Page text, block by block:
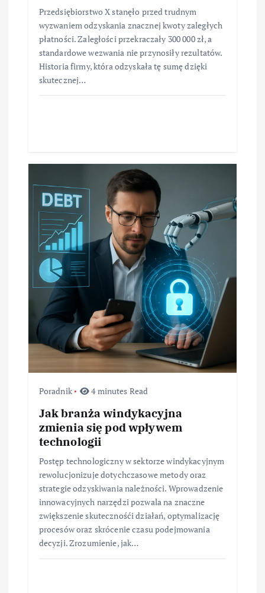
Przedsiębiorstwo X stanęło przed trudnym
wyzwaniem odzyskania znacznej kwoty zaległych
płatności. Zaległości przekraczały 300 000 zł, a
standardowe wezwania nie przynosiły rezultatów.
Historia firmy, która odzyskała tę sumę dzięki
skutecznej…
Poradnik 4 minutes Read
Jak branża windykacyjna
zmienia się pod wpływem
technologii
Postęp technologiczny w sektorze windykacyjnym
rewolucjonizuje dotychczasowe metody oraz
strategie odzyskiwania należności. Wprowadzenie
innowacyjnych narzędzi pozwala na znaczne
zwiększenie skutecznośći działań, optymalizację
procesów oraz skrócenie czasu podejmowania
decyzji. Zrozumienie, jak…